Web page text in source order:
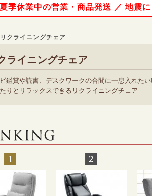
季休業中の営業・商品発送 ／ 地震
リクライニングチェア
ライニングチェア
鑑賞や読書、デスクワークの合間に一息入れたい
りとリラックスできるリクライニングチェア